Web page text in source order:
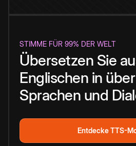
STIMME FÜR 99% DER WELT
Übersetzen Sie
Englischen in
Sprachen und
Entdecke TTS-